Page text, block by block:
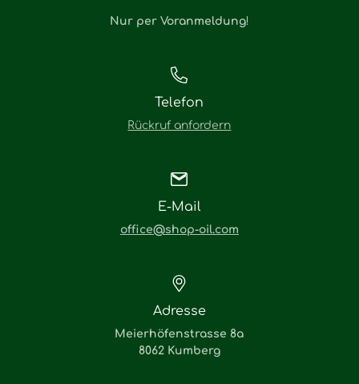
Nur per Voranmeldung!
Telefon
Rückruf anfordern
E-Mail
office@shop-oil.com
Adresse
Meierhöfenstrasse 8a
8062 Kumberg